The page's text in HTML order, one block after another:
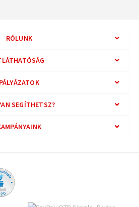
RÓLUNK
PÁLYÁZATOK
SEGÍTHETSZ?